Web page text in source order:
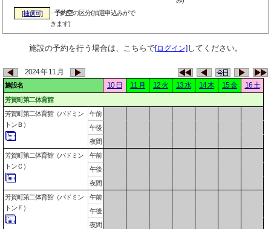
[抽選可]
-予約空の区分(抽選申込みがで
きます)
施設の予約を行う場合は、こちらで[ログイン]してください。
2024 年 11 月
施設名 10 日 11 月 12 火 13 水 14 木 15 金 16 土
芳賀町第二体育館
芳賀町第二体育館（バドミン
トンＢ）
午前
午後
夜間
芳賀町第二体育館（バドミン
トンＣ）
午前
午後
夜間
芳賀町第二体育館（バドミン
トンＦ）
午前
午後
夜間